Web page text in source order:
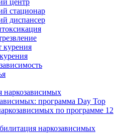
центр
стационар
диспансер
курения
наркозависимых
программа Day Top
по программе 12
наркозависимых